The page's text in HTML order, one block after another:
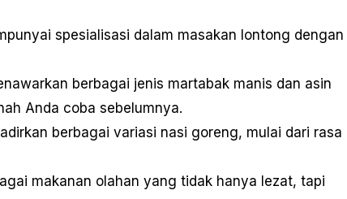
spesialisasi dalam masakan lontong dengan
berbagai jenis martabak manis dan asin
Anda coba sebelumnya.
berbagai variasi nasi goreng, mulai dari rasa
makanan olahan yang tidak hanya lezat, tapi